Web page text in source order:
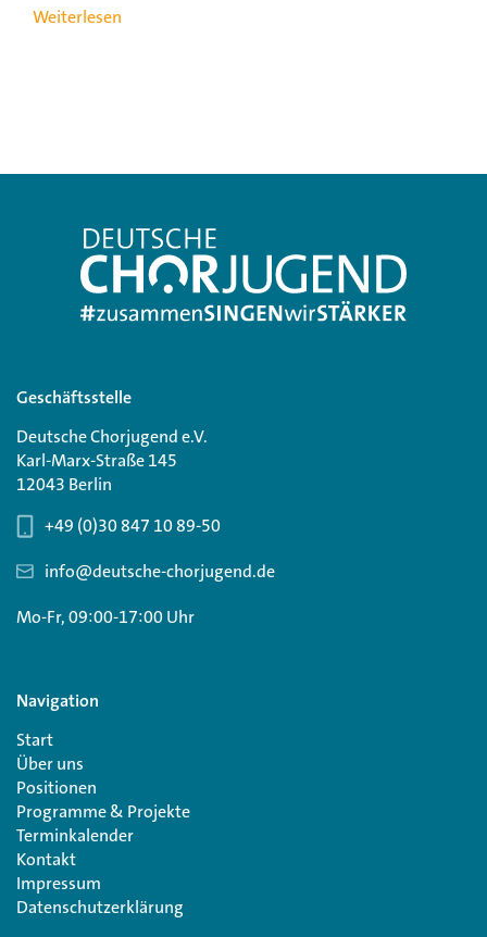
Weiterlesen
Geschäftsstelle
Deutsche Chorjugend e.V.
Karl-Marx-Straße 145
12043 Berlin
+49 (0)30 847 10 89-50
info@deutsche-chorjugend.de
Mo-Fr, 09:00-17:00 Uhr
Navigation
Start
Über uns
Positionen
Programme & Projekte
Terminkalender
Kontakt
Impressum
Datenschutzerklärung